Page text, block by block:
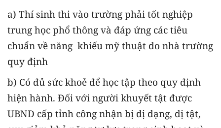
a) Thí sinh thi vào trường phải tốt nghiệp
trung học phổ thông và đáp ứng các tiêu
chuẩn về năng khiếu mỹ thuật do nhà trường
quy định
b) Có đủ sức khoẻ để học tập theo quy định
hiện hành. Đối với người khuyết tật được
UBND cấp tỉnh công nhận bị dị dạng, dị tật,